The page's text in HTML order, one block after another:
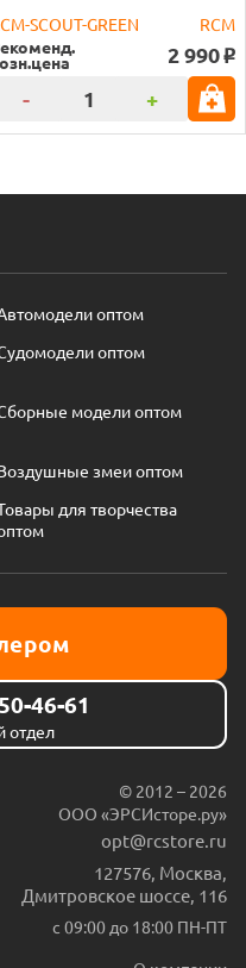
SCOUT-GREEN
RCM
2 990 o
- +
оптом
оптом
модели оптом
змеи оптом
для творчества
46-61
отдел
© 2012 – 2026
ООО «ЭРСИсторе.ру»
opt@rcstore.ru
127576 Москва
Дмитровское шоссе, 116
с 09:00 до 18:00 ПН-ПТ